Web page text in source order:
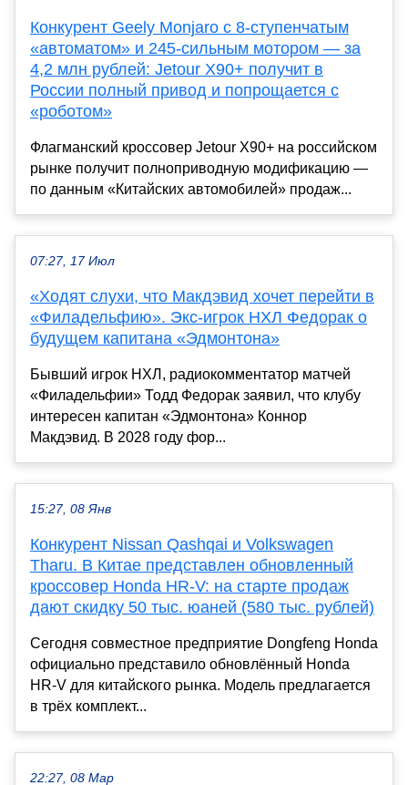
Конкурент Geely Monjaro с 8-ступенчатым
«автоматом» и 245-сильным мотором — за
4,2 млн рублей: Jetour X90+ получит в
России полный привод и попрощается с
«роботом»
Флагманский кроссовер Jetour X90+ на российском
рынке получит полноприводную модификацию —
по данным «Китайских автомобилей» продаж...
07:27, 17 Июл
«Ходят слухи, что Макдэвид хочет перейти в
«Филадельфию». Экс-игрок НХЛ Федорак о
будущем капитана «Эдмонтона»
Бывший игрок НХЛ, радиокомментатор матчей
«Филадельфии» Тодд Федорак заявил, что клубу
интересен капитан «Эдмонтона» Коннор
Макдэвид. В 2028 году фор...
15:27, 08 Янв
Конкурент Nissan Qashqai и Volkswagen
Tharu. В Китае представлен обновленный
кроссовер Honda HR-V: на старте продаж
дают скидку 50 тыс. юаней (580 тыс. рублей)
Сегодня совместное предприятие Dongfeng Honda
официально представило обновлённый Honda
HR-V для китайского рынка. Модель предлагается
в трёх комплект...
22:27, 08 Мар